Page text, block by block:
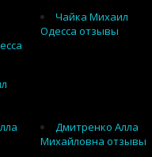
Чайка Михаил
Одесса отзывы
Дмитренко Алла
Михайловна отзывы